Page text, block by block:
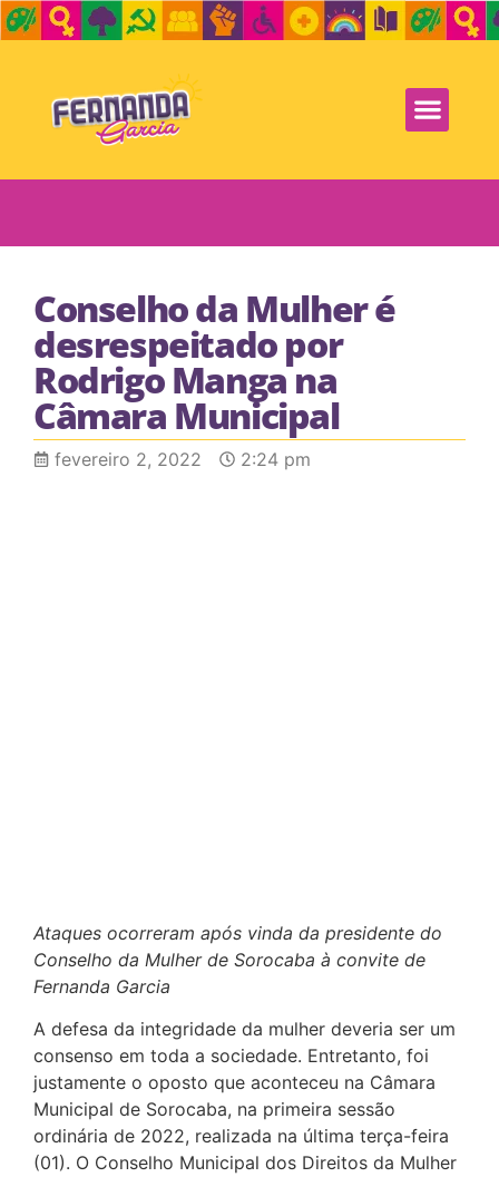
Conselho da Mulher é
desrespeitado por
Rodrigo Manga na
Câmara Municipal
fevereiro 2, 2022 2:24 pm
Ataques ocorreram após vinda da presidente do
Conselho da Mulher de Sorocaba à convite de
Fernanda Garcia
A defesa da integridade da mulher deveria ser um
consenso em toda a sociedade. Entretanto, foi
justamente o oposto que aconteceu na Câmara
Municipal de Sorocaba, na primeira sessão
ordinária de 2022, realizada na última terça-feira
(01). O Conselho Municipal dos Direitos da Mulher